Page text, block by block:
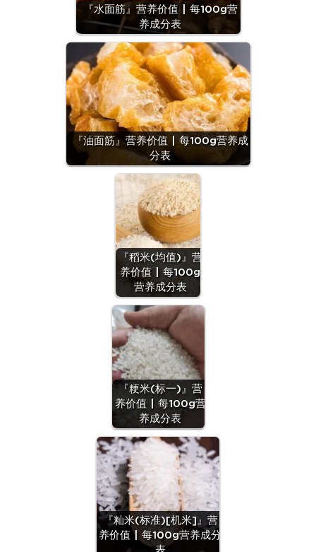
『水面筋』营养价值 | 每100g营
养成分表
『油面筋』营养价值 | 每100g营养成
分表
『稻米(均值)』营
养价值 | 每100g
营养成分表
『粳米(标一)』营
养价值 | 每100g营
养成分表
『籼米(标准)[机米]』营
养价值 | 每100g营养成分